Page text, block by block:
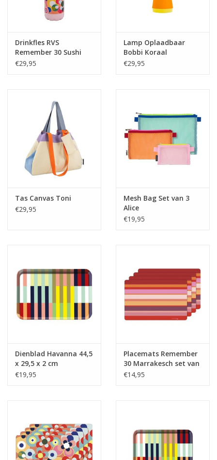
Drinkfles RVS
Remember 30 Sushi
€29,95
Lamp Oplaadbaar
Bobbi Koraal
€29,95
Tas Canvas Toni
€29,95
Mesh Bag Set van 3
Alice
€19,95
Dienblad Havanna 44,5
x 29,5 x 2 cm
€19,95
Placemats Remember
30 Marrakesch set van
4
€14,95